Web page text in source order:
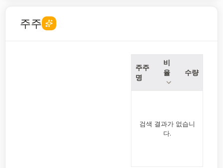
주주
주주
명
비
율
수량
검색 결과가 없습니
다.